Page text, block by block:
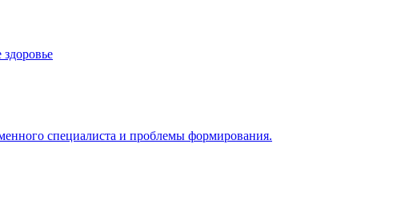
специалиста и проблемы формирования.